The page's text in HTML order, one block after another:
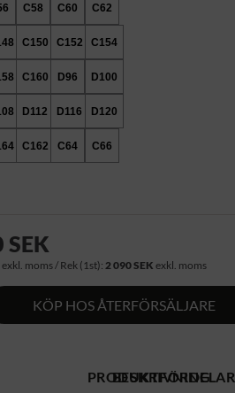
C58 C60 C62
C150 C152 C154
C160 D96 D100
D112 D116 D120
C162 C64 C66
SEK
moms / Rek (1st): 2 090 SEK exkl. moms
KÖP HOS ÅTERFÖRSÄLJARE
PRODUKTFÖRDELAR
BESKRIVNING